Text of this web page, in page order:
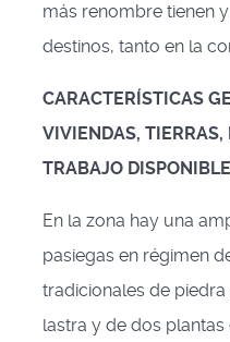
más renombre tienen
destinos, tanto en la
CARACTERÍSTICAS
VIVIENDAS, TIERRAS,
TRABAJO
En la zona hay una
pasiegas en régimen
tradicionales de
lastra y de dos